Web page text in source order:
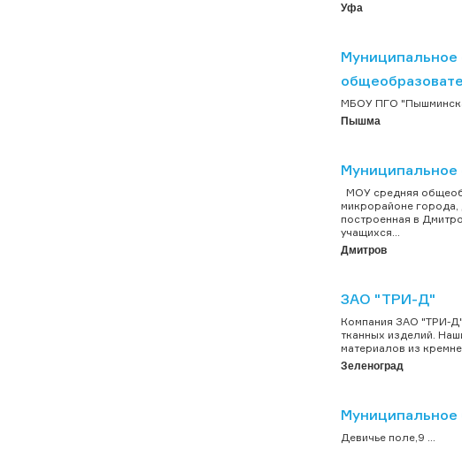
Уфа
Муниципальное
МБОУ ПГО
Пышма
Муниципальное
МОУ средняя
микрорайоне города,
построенная в
учащихся...
Дмитров
ЗАО "ТРИ-Д"
Компания ЗАО "ТРИ-
тканных изделий.
материалов из
Зеленоград
Девичье поле,9 ...